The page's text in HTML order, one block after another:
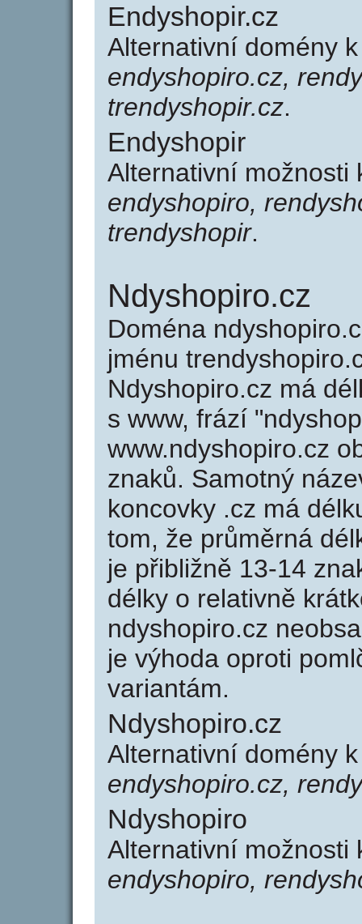
Endyshopir.cz
Alternativní domény
endyshopiro.cz,
trendyshopir.cz.
Endyshopir
Alternativní možnosti
endyshopiro,
trendyshopir.
Ndyshopiro.cz
Doména
jménu
Ndyshopiro.cz má
s www, frází
www.ndyshopiro.cz
znaků. Samotný
koncovky .cz má
tom, že průměrná
je přibližně 13-14
délky o relativně
ndyshopiro.cz
je výhoda oproti
variantám.
Ndyshopiro.cz
Alternativní domény
endyshopiro.cz,
Ndyshopiro
Alternativní možnosti
endyshopiro,